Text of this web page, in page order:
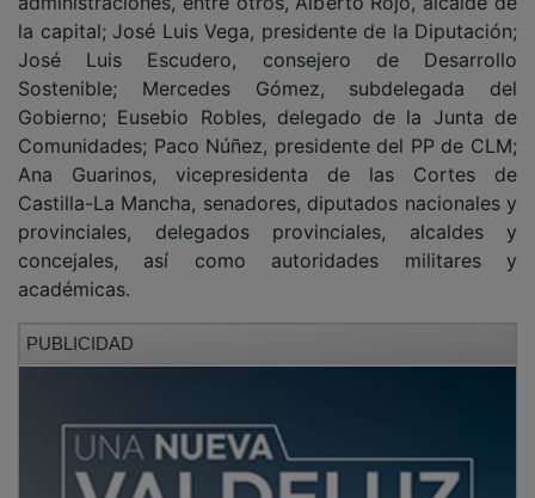
la capital; José Luis Vega, presidente de la Diputación;
José Luis Escudero, consejero de Desarrollo
Sostenible; Mercedes Gómez, subdelegada del
Gobierno; Eusebio Robles, delegado de la Junta de
Comunidades; Paco Núñez, presidente del PP de CLM;
Ana Guarinos, vicepresidenta de las Cortes de
Castilla-La Mancha, senadores, diputados nacionales y
provinciales, delegados provinciales, alcaldes y
concejales, así como autoridades militares y
académicas.